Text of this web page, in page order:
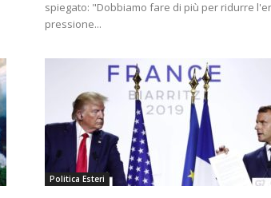
spiegato: "Dobbiamo fare di più per ridurre
pressione...
Politica Esteri